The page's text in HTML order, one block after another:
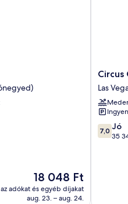
Az
ár
18 048 Ft
18 048 Ft
adókat és egyéb díjakat
aug. 23. – aug. 24.
Circus
Circus
Hotel,
Casino
&
Theme
Park
Circus
Las
7.0
7,0 Jó
35